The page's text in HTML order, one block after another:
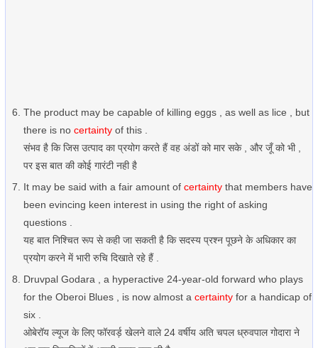
The product may be capable of killing eggs , as well as lice , but
there is no certainty of this .
संभव है कि जिस उत्पाद का प्रयोग करते हैं वह अंडों को मार सके , और जूँ को भी ,
पर इस बात की कोई गारंटी नही है
It may be said with a fair amount of certainty that members have
been evincing keen interest in using the right of asking
questions .
यह बात निश्चित रूप से कही जा सकती है कि सदस्य प्रश्न पूछने के अधिकार का
प्रयोग करने में भारी रुचि दिखाते रहे हैं .
Druvpal Godara , a hyperactive 24-year-old forward who plays
for the Oberoi Blues , is now almost a certainty for a handicap of
six .
ओबेरॉय ल्यूज के लिए फॉरवर्ड़ खेलने वाले 24 वर्षीय अति चपल ध्रुवपाल गोदारा ने